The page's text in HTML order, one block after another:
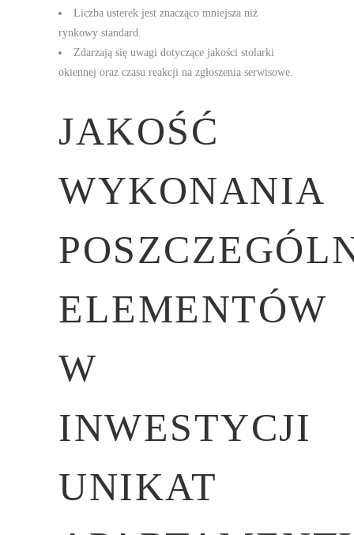
Liczba usterek jest znacząco mniejsza niż
rynkowy standard.
Zdarzają się uwagi dotyczące jakości stolarki
okiennej oraz czasu reakcji na zgłoszenia serwisowe.
JAKOŚĆ
WYKONANIA
ELEMENTÓW
W
INWESTYCJI
UNIKAT